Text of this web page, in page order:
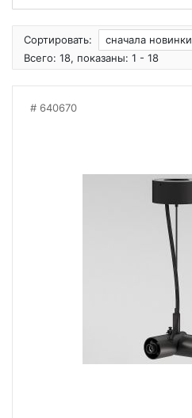
Сортировать:
сначала новинки
Всего: 18, показаны: 1 - 18
640670